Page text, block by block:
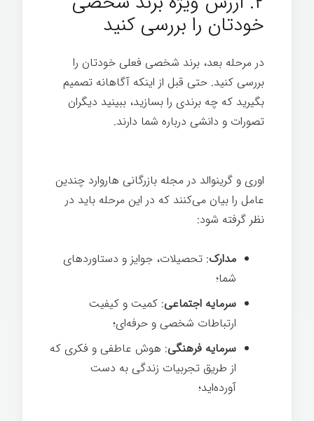
خودتان را بررسی کنيد
در مرحله بعد، برند شخصی فعلی خودتان را
بررسی کنيد. حتی قبل از اینکه آگاهانه تصمیم
بگیرید که چه برندی را بسازید، ببینید دیگران
تصورات و دانشی درباره شما دارند.
اوری و گرینوالد در مجله بازرگانی هاروارد چندین
عامل را بیان می‌کنند که در این مرحله باید در
نظر گرفته شود:
مدارک: تحصیلات، جوایز و دستاوردهای
شما؛
سرمایه اجتماعی: کمیت و کیفیت
ارتباطات شخصی و حرفه‌ای؛
سرمایه فرهنگی: هوش عاطفی و فکری که
از طریق تجربیات زندگی به دست
آورده‌اید؛